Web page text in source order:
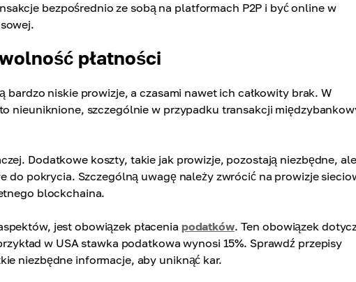
bezpośrednio ze sobą na platformach P2P i być online w
płatności
niskie prowizje, a czasami nawet ich całkowity brak. W
nieuniknione, szczególnie w przypadku transakcji
Dodatkowe koszty, takie jak prowizje, pozostają niezbędne, ale
do pokrycia. Szczególną uwagę należy zwrócić na prowizje
blockchaina.
jest obowiązek płacenia podatków. Ten obowiązek
w USA stawka podatkowa wynosi 15%. Sprawdź przepisy
niezbędne informacje, aby uniknąć kar.